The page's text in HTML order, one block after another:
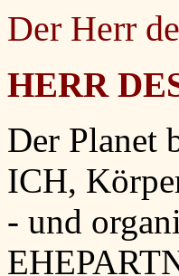
Der Herr
HERR
Der Planet
ICH,
- und